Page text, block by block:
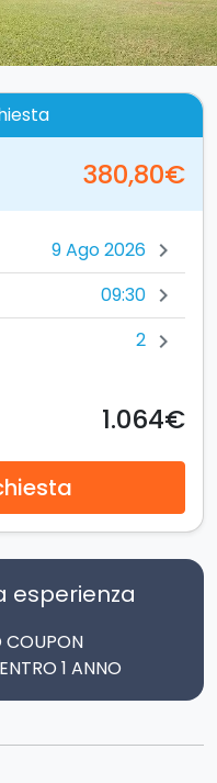
380,80€
chevron_right
09:30 chevron_right
2 chevron_right
1.064€
esperienza
COUPON
1 ANNO